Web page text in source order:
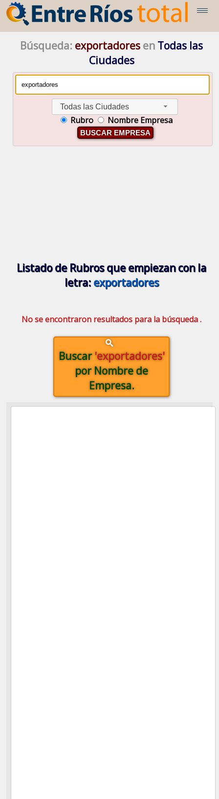
Búsqueda: exportadores en Todas las
Ciudades
Todas las Ciudades
Rubro Nombre Empresa
BUSCAR EMPRESA
Listado de Rubros que empiezan con la
letra: exportadores
No se encontraron resultados para la búsqueda .
Buscar'exportadores'
por Nombre de
Empresa.